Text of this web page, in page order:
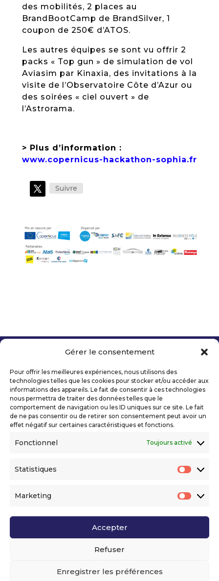
Gérer le consentement
Pour offrir les meilleures expériences, nous utilisons des
technologies telles que les cookies pour stocker et/ou accéder aux
informations des appareils. Le fait de consentir à ces technologies
nous permettra de traiter des données telles que le
comportement de navigation ou les ID uniques sur ce site. Le fait
de ne pas consentir ou de retirer son consentement peut avoir un
effet négatif sur certaines caractéristiques et fonctions.
Fonctionnel Toujours activé
Statistiques
Marketing
Accepter
Refuser
Enregistrer les préférences
des mobilités, 2 places au
BrandBootCamp de BrandSilver, 1
coupon de 250€ d’ATOS.
Les autres équipes se sont vu offrir 2
packs « Top gun » de simulation de vol
Aviasim par Kinaxia, des invitations à la
visite de l’Observatoire Côte d’Azur ou
des soirées « ciel ouvert » de
l’Astrorama.
> Plus d’information :
www.copernicus-hackathon-sophia.fr
Suivre
Mentions légales
Politique de confidentialité
Déclaration d’accessibilité numérique
Ils nous soutiennent
Voir l’ensemble de nos partenaires